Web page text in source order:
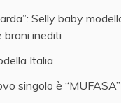
Selly baby
brani inediti
Italia
singolo è “MUFASA”